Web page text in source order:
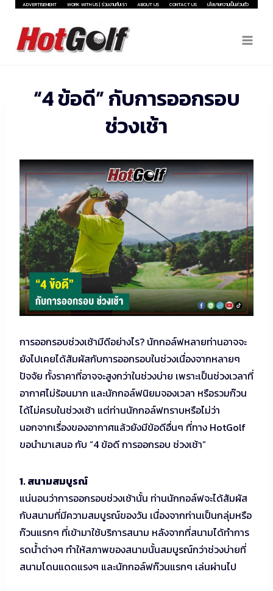
Skip
content
ADVERTISEMENT WORK WITH US | ร่วมงานกับเรา ABOUT US CONTACT US นโยบายความเป็นส่วนตัว
“4 ข้อดี” กับการออกรอบ
ช่วงเช้า
การออกรอบช่วงเช้ามีดีอย่างไร? นักกอล์ฟหลายท่านอาจจะ
ยังไปเคยได้สัมผัสกับการออกรอบในช่วงเนื่องจากหลายๆ
ปัจจัย ทั้งราคาที่อาจจะสูงกว่าในช่วงบ่าย เพราะเป็นช่วงเวลาที่
อากาศไม่ร้อนมาก และนักกอล์ฟนิยมจองเวลา หรือรวมก๊วน
ได้ไม่ครบในช่วงเช้า แต่ท่านนักกอล์ฟทราบหรือไม่ว่า
นอกจากเรื่องของอากาศแล้วยังมีข้อดีอื่นๆ ที่ทาง HotGolf
ขอนำมาเสนอ กับ “4 ข้อดี การออกรอบ ช่วงเช้า”
1. สนามสมบูรณ์
แน่นอนว่าการออกรอบช่วงเช้านั้น ท่านนักกอล์ฟจะได้สัมผัส
กับสนามที่มีความสมบูรณ์ของวัน เนื่องจากท่านเป็นกลุ่มหรือ
ก๊วนแรกๆ ที่เข้ามาใช้บริการสนาม หลังจากที่สนามได้ทำการ
รดน้ำต่างๆ ทำให้สภาพของสนามนั้นสมบูรณ์กว่าช่วงบ่ายที่
สนามโดนแดดแรงๆ และนักกอล์ฟก๊วนแรกๆ เล่นผ่านไป